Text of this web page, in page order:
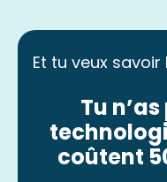
Et tu veux
Tu
coûtent